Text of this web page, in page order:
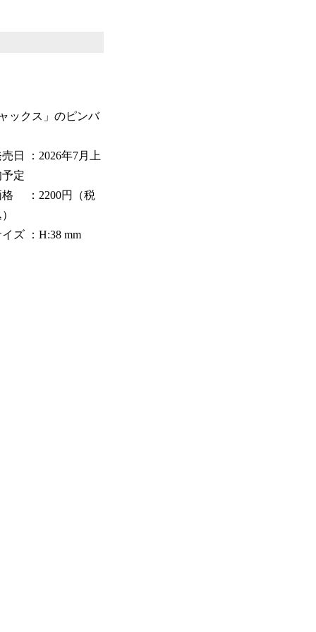
ックス」のピンバ
日 ：2026年7月上
定
格 ：2200円（税
ズ ：H:38 mm